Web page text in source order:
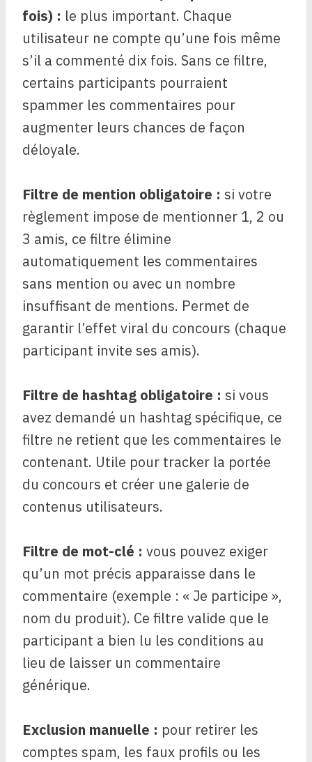
fois) : le plus important. Chaque
utilisateur ne compte qu’une fois même
s’il a commenté dix fois. Sans ce filtre,
certains participants pourraient
spammer les commentaires pour
augmenter leurs chances de façon
déloyale.
Filtre de mention obligatoire : si votre
règlement impose de mentionner 1, 2 ou
3 amis, ce filtre élimine
automatiquement les commentaires
sans mention ou avec un nombre
insuffisant de mentions. Permet de
garantir l’effet viral du concours (chaque
participant invite ses amis).
Filtre de hashtag obligatoire : si vous
avez demandé un hashtag spécifique, ce
filtre ne retient que les commentaires le
contenant. Utile pour tracker la portée
du concours et créer une galerie de
contenus utilisateurs.
Filtre de mot-clé : vous pouvez exiger
qu’un mot précis apparaisse dans le
commentaire (exemple : « Je participe »,
nom du produit). Ce filtre valide que le
participant a bien lu les conditions au
lieu de laisser un commentaire
générique.
Exclusion manuelle : pour retirer les
comptes spam, les faux profils ou les